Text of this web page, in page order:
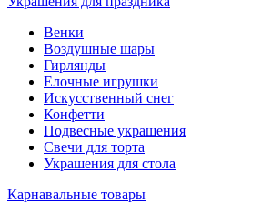
Венки
Воздушные шары
Гирлянды
Елочные игрушки
Искусственный снег
Конфетти
Подвесные украшения
Свечи для торта
Украшения для стола
Карнавальные товары